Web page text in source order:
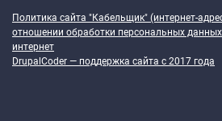
Политика сайта "Кабельщик" (интернет-
отношении обработки персональных данных
интернет
DrupalCoder — поддержка сайта c 2017 года